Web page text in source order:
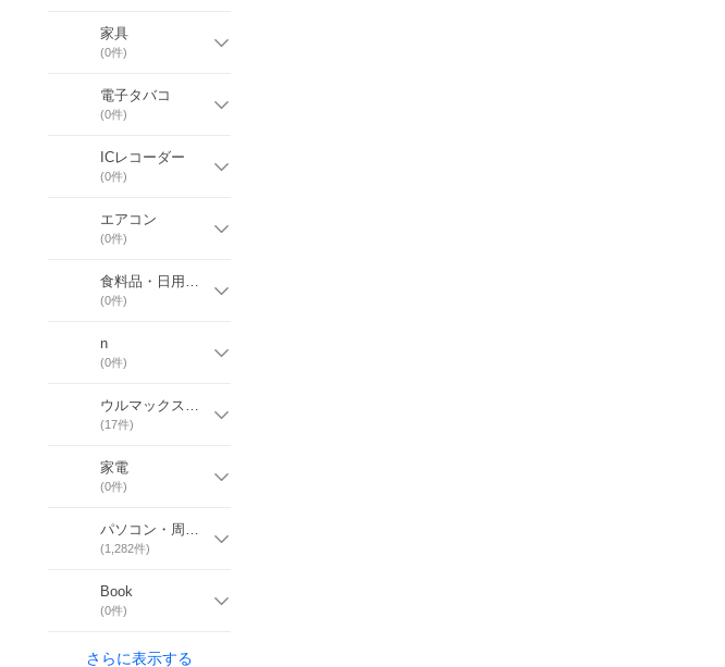
家具
(0件)
電子タバコ
(0件)
ICレコーダー
(0件)
エアコン
(0件)
食料品・日用品・その他
(0件)
n
(0件)
ウルマックスオリジナル
(17件)
家電
(0件)
パソコン・周辺機器
(1,282件)
Book
(0件)
さらに表示する